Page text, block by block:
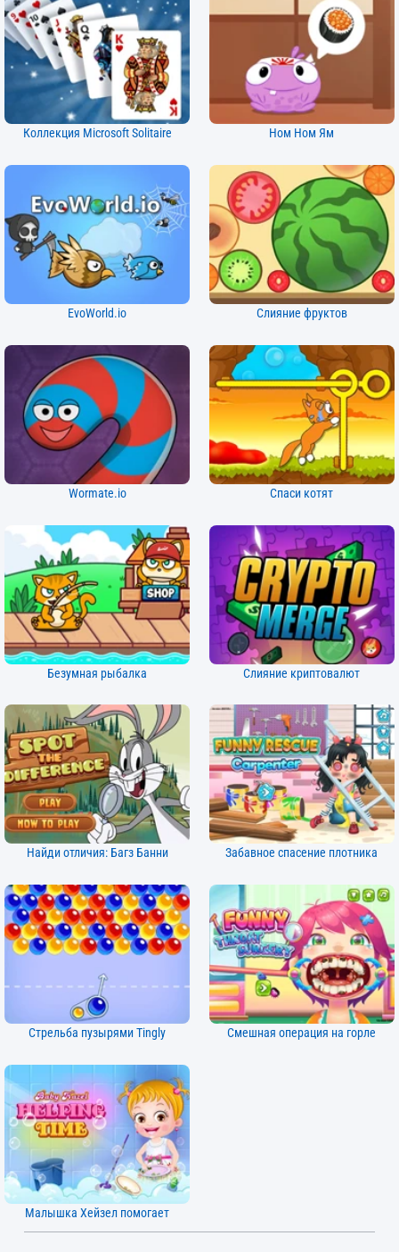
Коллекция Microsoft Solitaire Ном Ном Ям
EvoWorld.io Слияние фруктов
Wormate.io Спаси котят
Безумная рыбалка Слияние криптовалют
Найди отличия: Багз Банни Забавное спасение плотника
Стрельба пузырями Tingly Смешная операция на горле
Малышка Хейзел помогает